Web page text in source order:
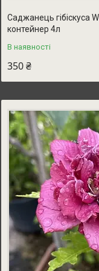
Саджанець гібіскуса
контейнер 4л
В наявності
350 ₴